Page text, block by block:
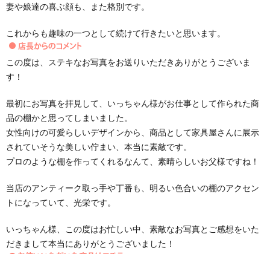
妻や娘達の喜ぶ顔も、また格別です。
これからも趣味の一つとして続けて行きたいと思います。
この度は、ステキなお写真をお送りいただきありがとうございま
す！
最初にお写真を拝見して、いっちゃん様がお仕事として作られた商
品の棚かと思ってしまいました。
女性向けの可愛らしいデザインから、商品として家具屋さんに展示
されていそうな美しい佇まい、本当に素敵です。
プロのような棚を作ってくれるなんて、素晴らしいお父様ですね！
当店のアンティーク取っ手や丁番も、明るい色合いの棚のアクセン
トになっていて、光栄です。
いっちゃん様、この度はお忙しい中、素敵なお写真とご感想をいた
だきまして本当にありがとうございました！